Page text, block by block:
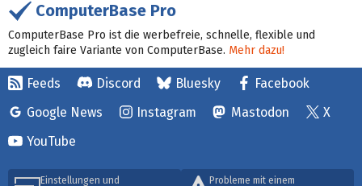
ComputerBase Pro
ComputerBase Pro ist die werbefreie, schnelle, flexible und
zugleich faire Variante von ComputerBase. Mehr dazu!
Feeds Discord Bluesky
Facebook
Google News
Instagram Mastodon
X
YouTube
Einstellungen und Probleme mit einem